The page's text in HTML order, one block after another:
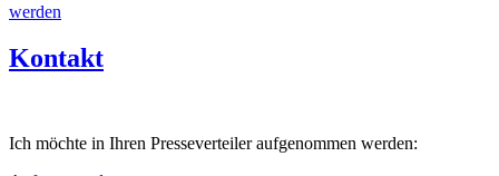
werden
Kontakt
Ich möchte in Ihren Presseverteiler aufgenommen werden: